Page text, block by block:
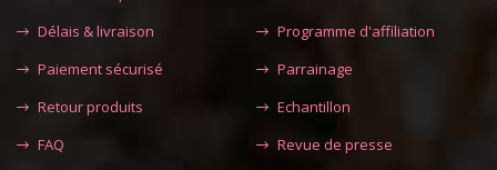
Délais & livraison
Paiement sécurisé
Retour produits
FAQ
Programme d'affiliation
Parrainage
Echantillon
Revue de presse